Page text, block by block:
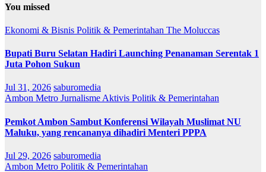
You missed
Ekonomi & Bisnis Politik & Pemerintahan The Moluccas
Bupati Buru Selatan Hadiri Launching Penanaman Serentak 1
Juta Pohon Sukun
Jul 31, 2026 saburomedia
Ambon Metro Jurnalisme Aktivis Politik & Pemerintahan
Pemkot Ambon Sambut Konferensi Wilayah Muslimat NU
Maluku, yang rencananya dihadiri Menteri PPPA
Jul 29, 2026 saburomedia
Ambon Metro Politik & Pemerintahan